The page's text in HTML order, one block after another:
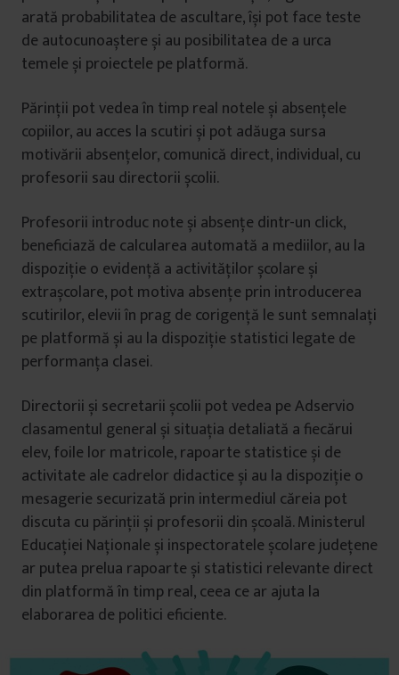
arată probabilitatea de ascultare, își pot face teste
de autocunoaștere și au posibilitatea de a urca
temele și proiectele pe platformă.
Părinții pot vedea în timp real notele și absențele
copiilor, au acces la scutiri și pot adăuga sursa
motivării absențelor, comunică direct, individual, cu
profesorii sau directorii școlii.
Profesorii introduc note și absențe dintr-un click,
beneficiază de calcularea automată a mediilor, au la
dispoziție o evidență a activităților școlare și
extrașcolare, pot motiva absențe prin introducerea
scutirilor, elevii în prag de corigență le sunt semnalați
pe platformă și au la dispoziție statistici legate de
performanța clasei.
Directorii și secretarii școlii pot vedea pe Adservio
clasamentul general și situația detaliată a fiecărui
elev, foile lor matricole, rapoarte statistice și de
activitate ale cadrelor didactice și au la dispoziție o
mesagerie securizată prin intermediul căreia pot
discuta cu părinții și profesorii din școală. Ministerul
Educației Naționale și inspectoratele școlare județene
ar putea prelua rapoarte și statistici relevante direct
din platformă în timp real, ceea ce ar ajuta la
elaborarea de politici eficiente.